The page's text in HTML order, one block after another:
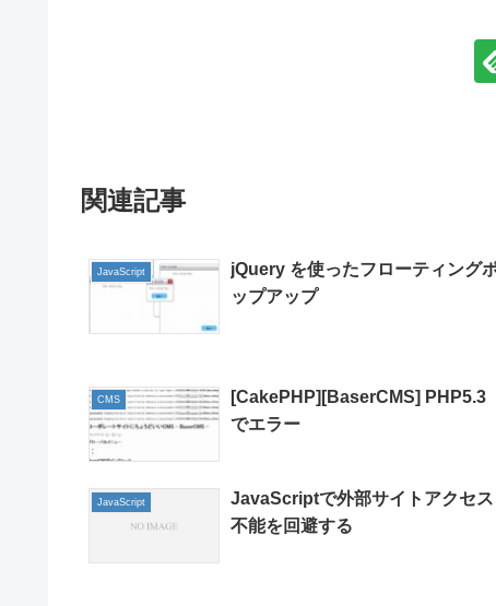
関連記事
JavaScript
jQuery を使ったフローティング
ップアップ
CMS
[CakePHP][BaserCMS] PHP5.3
でエラー
JavaScript
JavaScriptで外部サイトアクセス
不能を回避する